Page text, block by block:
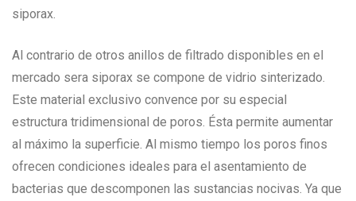
siporax.
Al contrario de otros anillos de filtrado disponibles en el
mercado sera siporax se compone de vidrio sinterizado.
Este material exclusivo convence por su especial
estructura tridimensional de poros. Ésta permite aumentar
al máximo la superficie. Al mismo tiempo los poros finos
ofrecen condiciones ideales para el asentamiento de
bacterias que descomponen las sustancias nocivas. Ya que